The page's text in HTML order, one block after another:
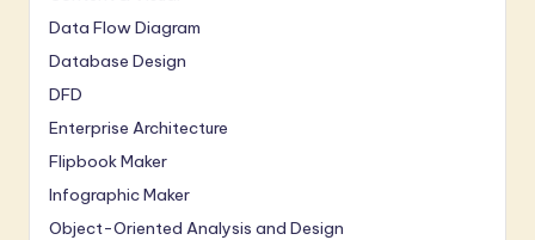
Data Flow Diagram
Database Design
DFD
Enterprise Architecture
Flipbook Maker
Infographic Maker
Object-Oriented Analysis and Design